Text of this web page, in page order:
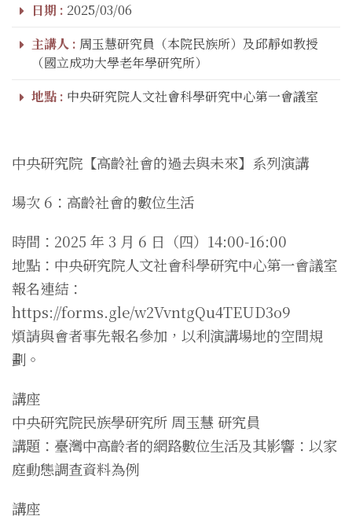
日期 : 2025/03/06
主講人 : 周玉慧研究員（本院民族所）及邱靜如教授
（國立成功大學老年學研究所）
地點 : 中央研究院人文社會科學研究中心第一會議室
中央研究院【高齡社會的過去與未來】系列演講
場次 6：高齡社會的數位生活
時間：2025 年 3 月 6 日（四）14:00-16:00
地點：中央研究院人文社會科學研究中心第一會議室
報名連結：
https://forms.gle/w2VvntgQu4TEUD3o9
煩請與會者事先報名參加，以利演講場地的空間規
劃。
講座
中央研究院民族學研究所 周玉慧 研究員
講題：臺灣中高齡者的網路數位生活及其影響：以家
庭動態調查資料為例
講座